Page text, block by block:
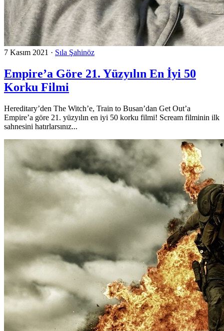
7 Kasım 2021 · Sıla Şahinöz
Empire’a Göre 21. Yüzyılın En İyi 50
Korku Filmi
Hereditary’den The Witch’e, Train to Busan’dan Get Out’a
Empire’a göre 21. yüzyılın en iyi 50 korku filmi! Scream filminin ilk
sahnesini hatırlarsınız...